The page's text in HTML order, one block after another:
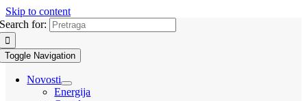
Skip to content
Search for:
Toggle Navigation
Novosti
Energija